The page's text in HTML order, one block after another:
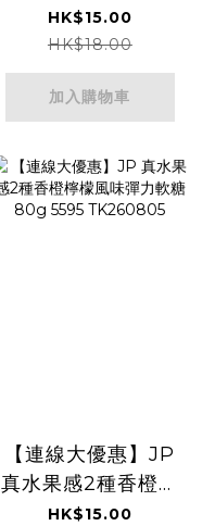
味青豆 38g 5630
TK260805
HK$15.00
HK$18.00
加入購物車
【連線大優惠】JP
真水果感2種香橙檸
檬風味彈力軟糖
HK$15.00